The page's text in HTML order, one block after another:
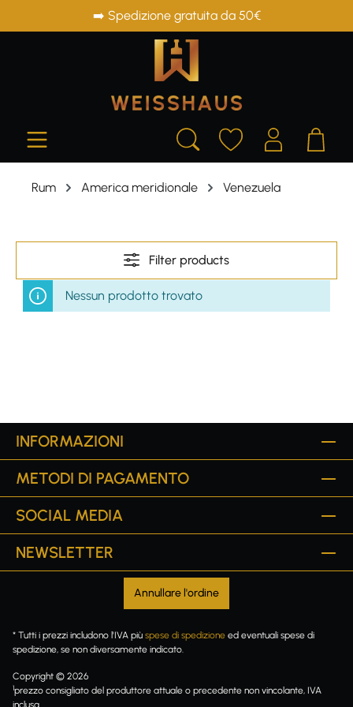
➡️ Spedizione gratuita da 50€
Rum America meridionale Venezuela
Filter products
Nessun prodotto trovato
INFORMAZIONI
METODI DI PAGAMENTO
SOCIAL MEDIA
NEWSLETTER
Annullare l'ordine
* Tutti i prezzi includono l'IVA più spese di spedizione ed eventuali spese di
spedizione, se non diversamente indicato.
Copyright © 2026
1prezzo consigliato del produttore attuale o precedente non vincolante, IVA
inclusa.